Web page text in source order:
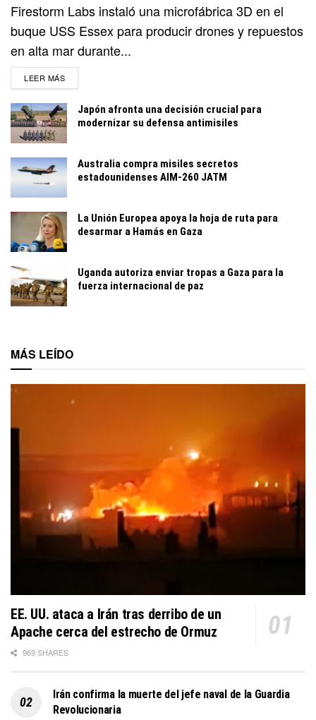
Firestorm Labs instaló una microfábrica 3D en el
buque USS Essex para producir drones y repuestos
en alta mar durante...
LEER MÁSDETAILS
Japón afronta una decisión crucial para
modernizar su defensa antimisiles
Australia compra misiles secretos
estadounidenses AIM-260 JATM
La Unión Europea apoya la hoja de ruta para
desarmar a Hamás en Gaza
Uganda autoriza enviar tropas a Gaza para la
fuerza internacional de paz
MÁS LEÍDO
EE. UU. ataca a Irán tras derribo de un
Apache cerca del estrecho de Ormuz
969 SHARES
Irán confirma la muerte del jefe naval de la Guardia
Revolucionaria